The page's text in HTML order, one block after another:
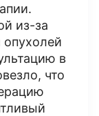
из-за
в
что